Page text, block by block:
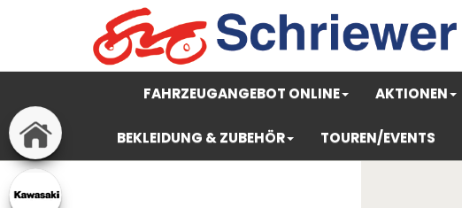
FAHRZEUGANGEBOT ONLINE AKTIONEN
BEKLEIDUNG & ZUBEHÖR TOUREN/EVENTS